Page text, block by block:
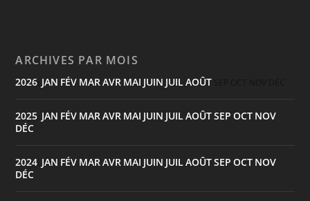
ARCHIVES PAR MOIS
2026 JAN FÉV MARAVR MAI JUIN JUILAOÛT
2025 JAN FÉV MARAVR MAI JUIN JUILAOÛTSEP OCT NOV
DÉC
2024 JAN FÉV MARAVR MAI JUIN JUILAOÛTSEP OCT NOV
DÉC